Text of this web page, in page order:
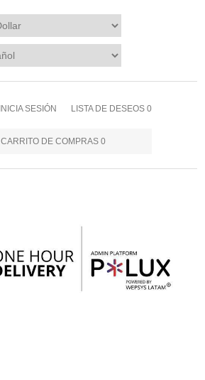
INICIA SESIÓN LISTA DE DESEOS 0
CARRITO DE COMPRAS 0